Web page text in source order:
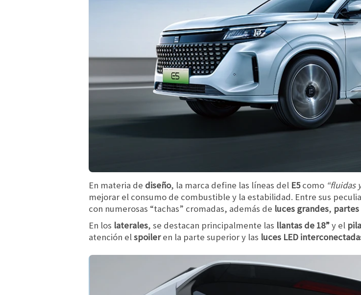
En materia de diseño, la marca define las líneas del E5como “fluidas
mejorar el consumo de combustible y la estabilidad. Entre sus
con numerosas “tachas” cromadas, además de luces grandes,
En los laterales, se destacan principalmente las llantas de 18”y el
atención elspoileren la parte superior y las luces LED